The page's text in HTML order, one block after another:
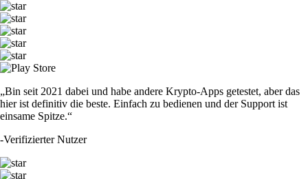
„Bin seit 2021 dabei und habe andere Krypto-Apps getestet, aber das
hier ist definitiv die beste. Einfach zu bedienen und der Support ist
einsame Spitze.“
-Verifizierter Nutzer